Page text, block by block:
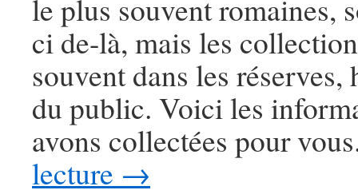
le plus souvent romaines,
ci de-là, mais les
souvent dans les réserves,
du public. Voici les
avons collectées pour
lecture →